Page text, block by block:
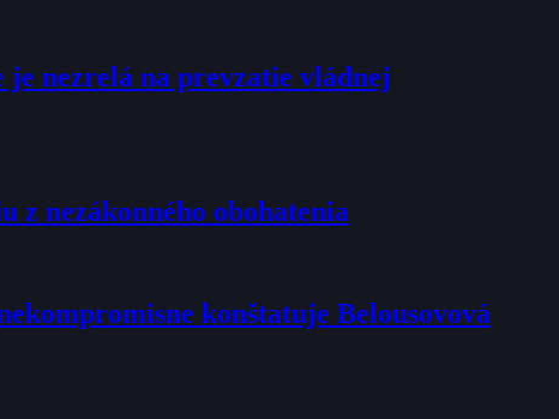
je nezrelá na prevzatie vládnej
nezákonného obohatenia
konštatuje Belousovová